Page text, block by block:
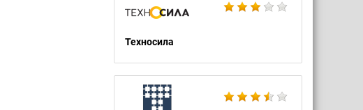
Техносила